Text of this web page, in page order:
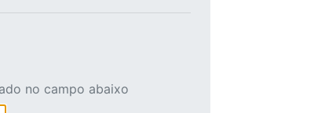
no campo abaixo